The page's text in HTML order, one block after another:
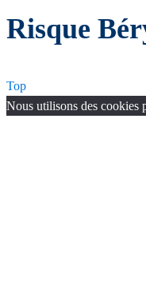
Risque
Top
Nous utilisons des cookies